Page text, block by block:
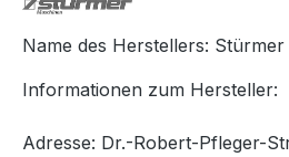
Name des Herstellers:
Informationen zum Hersteller:
Adresse: Dr.-Robert-Pfleger-